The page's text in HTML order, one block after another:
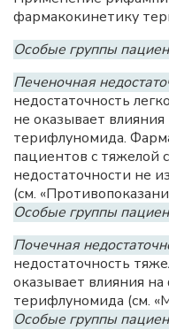
фармакокинетику
Особые группы
Печеночная
недостаточность
не оказывает
терифлуномида.
пациентов с тяжелой
недостаточности не
(см.
Особые группы
Почечная
недостаточность
оказывает влияния
терифлуномида (см.
Особые группы